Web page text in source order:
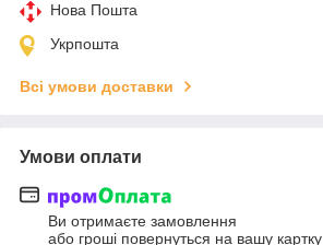
Нова Пошта
Укрпошта
Всі умови доставки
Умови оплати
Ви отримаєте замовлення
або гроші повернуться на вашу картку